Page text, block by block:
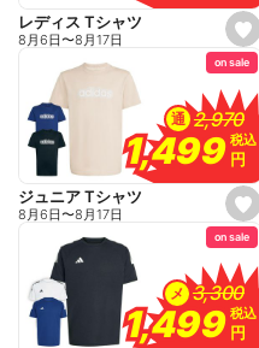
s
e
t
a
v
o
r
i
e
レディス Tシャツ
8月6日〜8月17日
s
e
t
a
v
o
r
i
on sale
通 2,970
2,970
1,499
1,499税込
税込
円
円
ジュニア Tシャツ
8月6日〜8月17日
on sale
メ 3,300
3,300
1,499
1,499税込
税込
円
円